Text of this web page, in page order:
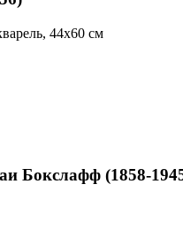
44х60 см
Бокслафф (1858-